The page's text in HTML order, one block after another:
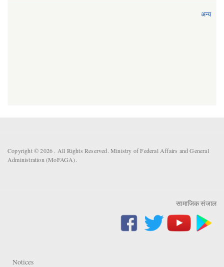
अन्य
Copyright © 2026 . All Rights Reserved. Ministry of Federal Affairs and General
Administration (MoFAGA).
सामाजिक संजाल
Notices